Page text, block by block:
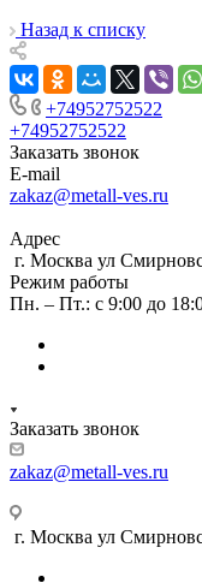
Назад к списку
+74952752522
+74952752522
Заказать звонок
E-mail
zakaz@metall-ves.ru
Адрес
г. Москва ул
Режим работы
Пн. – Пт.: с 9:00 до
Заказать звонок
zakaz@metall-ves.ru
г. Москва ул